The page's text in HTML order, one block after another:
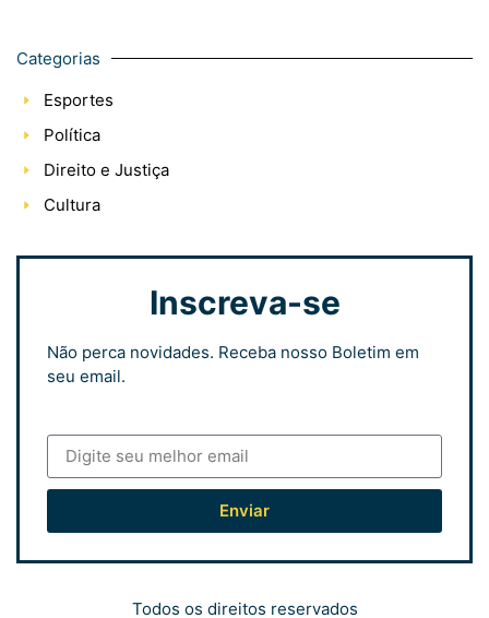
Categorias
Esportes
Política
Direito e Justiça
Cultura
Inscreva-se
Não perca novidades. Receba nosso Boletim em
seu email.
Enviar
Todos os direitos reservados